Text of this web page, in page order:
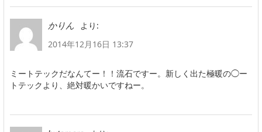
かりん
より:
2014年12月16日 13:37
ミートテックだなんてー！！流石ですー。新しく出た極暖の◯ー
トテックより、絶対暖かいですねー。